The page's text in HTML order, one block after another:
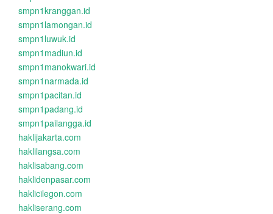
smpn1kranggan.id
smpn1lamongan.id
smpn1luwuk.id
smpn1madiun.id
smpn1manokwari.id
smpn1narmada.id
smpn1pacitan.id
smpn1padang.id
smpn1pailangga.id
haklijakarta.com
haklilangsa.com
haklisabang.com
haklidenpasar.com
haklicilegon.com
hakliserang.com